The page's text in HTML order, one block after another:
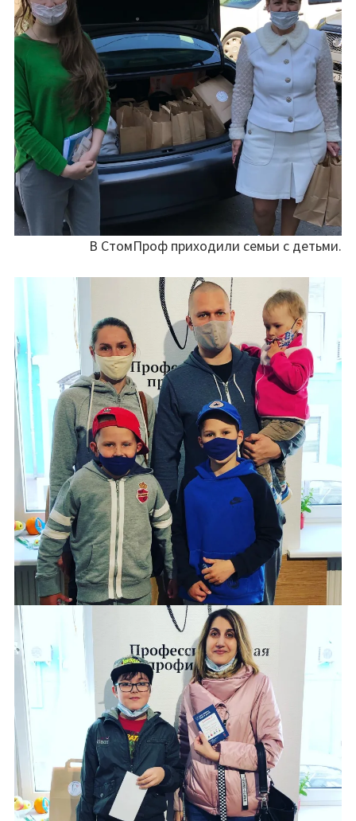
В СтомПроф приходили семьи с детьми.